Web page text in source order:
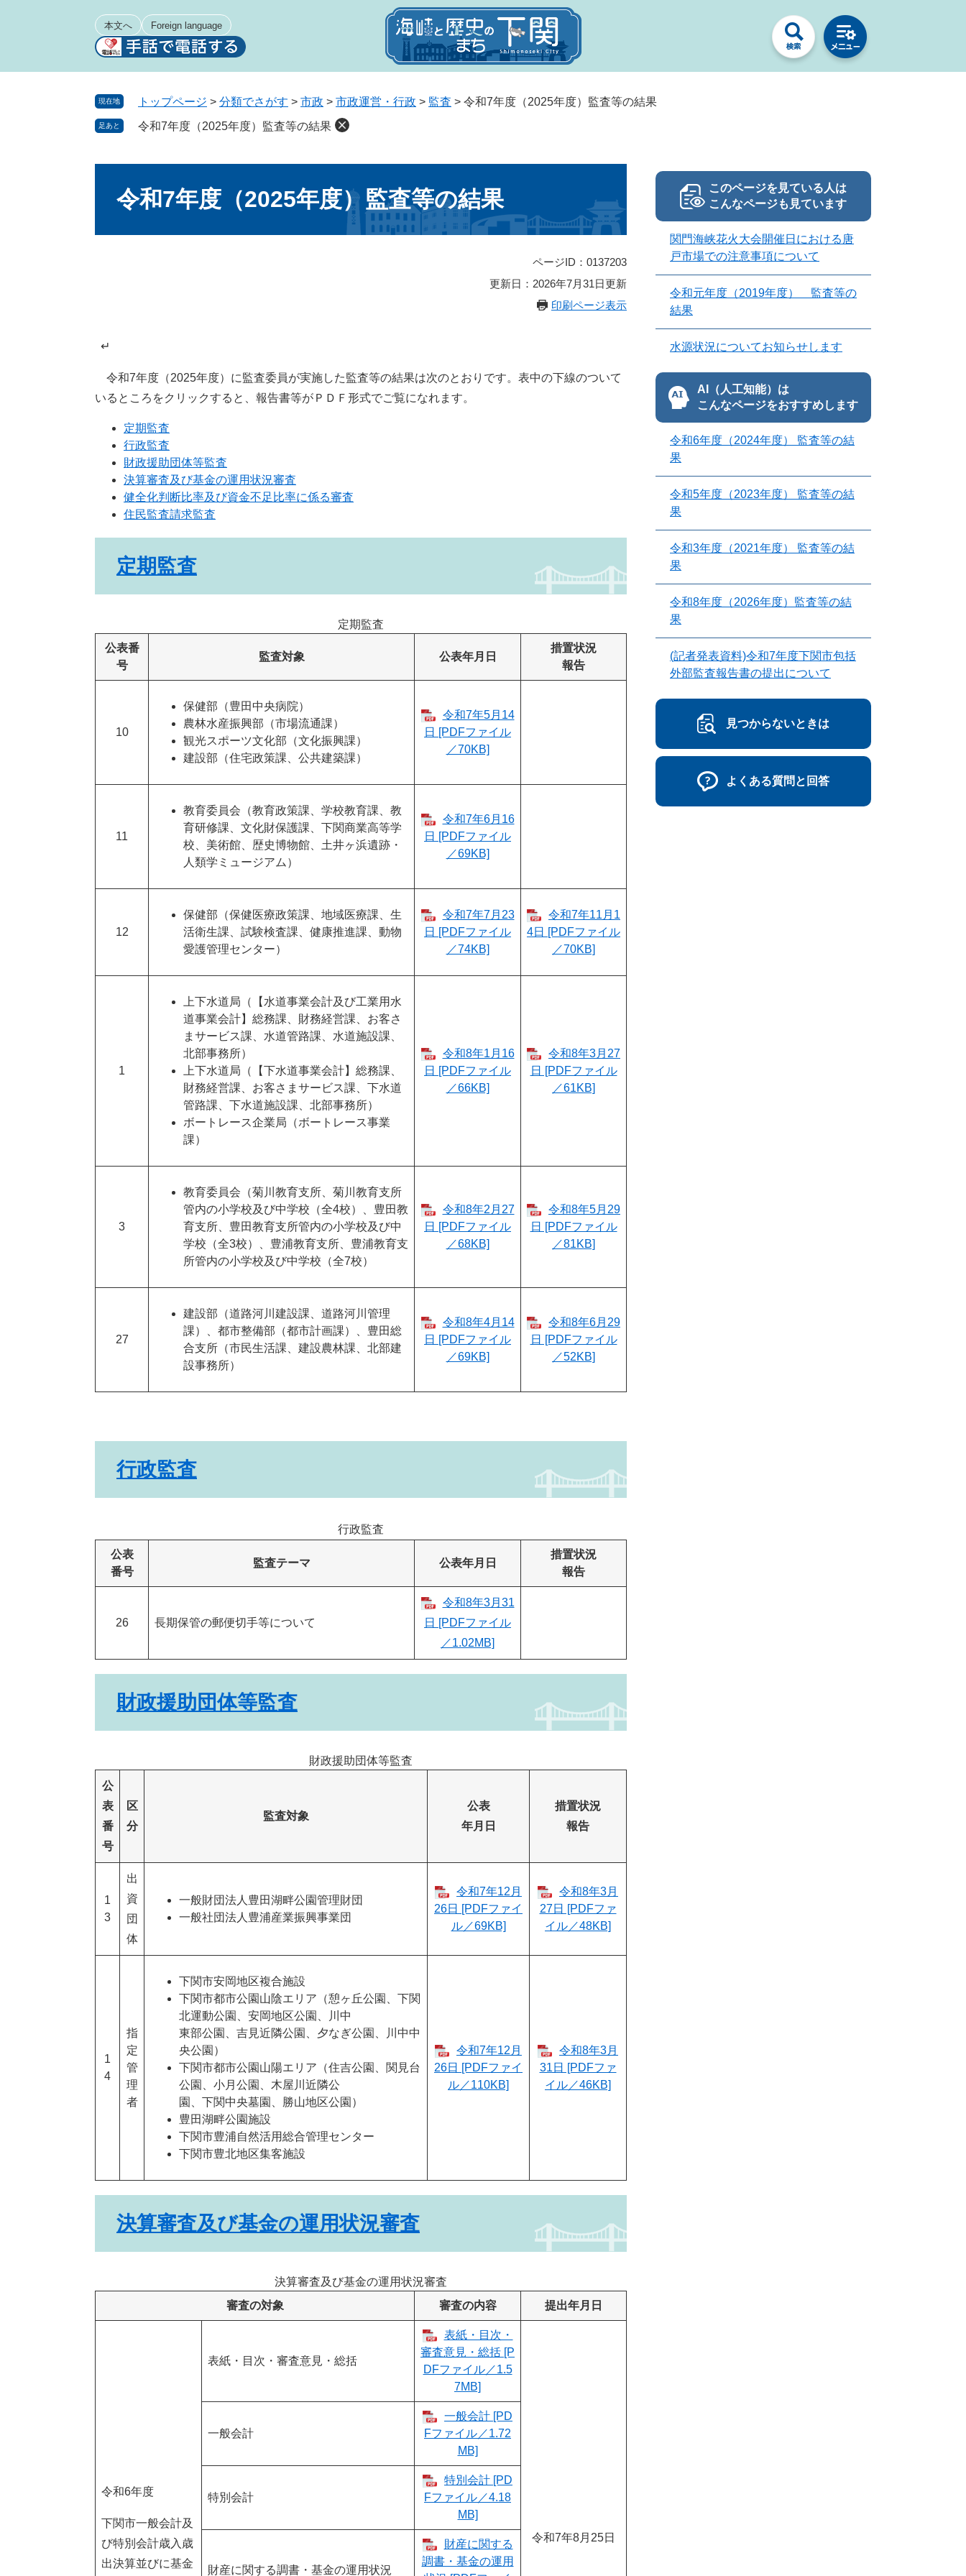
本文へ Foreign language
現在地 トップページ > 分類でさがす > 市政 > 市政運営・行政 > 監査 > 令和7年度（2025年度）監査等の結果
足あと 令和7年度（2025年度）監査等の結果
令和7年度（2025年度）監査等の結果
ページID：0137203
更新日：2026年7月31日更新
印刷ページ表示
↵
令和7年度（2025年度）に監査委員が実施した監査等の結果は次のとおりです。表中の下線のついて
いるところをクリックすると、報告書等がＰＤＦ形式でご覧になれます。
定期監査
行政監査
財政援助団体等監査
決算審査及び基金の運用状況審査
健全化判断比率及び資金不足比率に係る審査
住民監査請求監査
定期監査
定期監査
公表番
号
監査対象 公表年月日
措置状況
報告
10
保健部（豊田中央病院）
農林水産振興部（市場流通課）
観光スポーツ文化部（文化振興課）
建設部（住宅政策課、公共建築課）
令和7年5月14
日 [PDFファイル
／70KB]
11
教育委員会（教育政策課、学校教育課、教
育研修課、文化財保護課、下関商業高等学
校、美術館、歴史博物館、土井ヶ浜遺跡・
人類学ミュージアム）
令和7年6月16
日 [PDFファイル
／69KB]
12
保健部（保健医療政策課、地域医療課、生
活衛生課、試験検査課、健康推進課、動物
愛護管理センター）
令和7年7月23
日 [PDFファイル
／74KB]
令和7年11月1
4日 [PDFファイル
／70KB]
1
上下水道局（【水道事業会計及び工業用水
道事業会計】総務課、財務経営課、お客さ
まサービス課、水道管路課、水道施設課、
北部事務所）
上下水道局（【下水道事業会計】総務課、
財務経営課、お客さまサービス課、下水道
管路課、下水道施設課、北部事務所）
ボートレース企業局（ボートレース事業
課）
令和8年1月16
日 [PDFファイル
／66KB]
令和8年3月27
日 [PDFファイル
／61KB]
3
教育委員会（菊川教育支所、菊川教育支所
管内の小学校及び中学校（全4校）、豊田教
育支所、豊田教育支所管内の小学校及び中
学校（全3校）、豊浦教育支所、豊浦教育支
所管内の小学校及び中学校（全7校）
令和8年2月27
日 [PDFファイル
／68KB]
令和8年5月29
日 [PDFファイル
／81KB]
27
建設部（道路河川建設課、道路河川管理
課）、都市整備部（都市計画課）、豊田総
合支所（市民生活課、建設農林課、北部建
設事務所）
令和8年4月14
日 [PDFファイル
／69KB]
令和8年6月29
日 [PDFファイル
／52KB]
行政監査
行政監査
公表
番号
監査テーマ 公表年月日
措置状況
報告
26 長期保管の郵便切手等について
令和8年3月31
日 [PDFファイル
／1.02MB]
財政援助団体等監査
財政援助団体等監査
公
表
番
号
区
分
監査対象
公表
年月日
措置状況
報告
1
3
出
資
団
体
一般財団法人豊田湖畔公園管理財団
一般社団法人豊浦産業振興事業団
令和7年12月
26日 [PDFファイ
ル／69KB]
令和8年3月
27日 [PDFファ
イル／48KB]
1
4
指
定
管
理
者
下関市安岡地区複合施設
下関市都市公園山陰エリア（憩ヶ丘公園、下関
北運動公園、安岡地区公園、川中
東部公園、吉見近隣公園、夕なぎ公園、川中中
央公園）
下関市都市公園山陽エリア（住吉公園、関見台
公園、小月公園、木屋川近隣公
園、下関中央墓園、勝山地区公園）
豊田湖畔公園施設
下関市豊浦自然活用総合管理センター
下関市豊北地区集客施設
令和7年12月
26日 [PDFファイ
ル／110KB]
令和8年3月
31日 [PDFファ
イル／46KB]
決算審査及び基金の運用状況審査
決算審査及び基金の運用状況審査
審査の対象
審査の内容 提出年月日
令和6年度
下関市一般会計及
び特別会計歳入歳
出決算並びに基金
表紙・目次・審査意見・総括
表紙・目次・
審査意見・総括 [P
DFファイル／1.5
7MB]
令和7年8月25日
一般会計
一般会計 [PD
Fファイル／1.72
MB]
特別会計
特別会計 [PD
Fファイル／4.18
MB]
財産に関する調書・基金の運用状況
財産に関する
調書・基金の運用
このページを見ている人は
こんなページも見ています
関門海峡花火大会開催日における唐
戸市場での注意事項について
令和元年度（2019年度） 監査等の
結果
水源状況についてお知らせします
AI（人工知能）は
こんなページをおすすめします
令和6年度（2024年度） 監査等の結
果
令和5年度（2023年度） 監査等の結
果
令和3年度（2021年度） 監査等の結
果
令和8年度（2026年度）監査等の結
果
(記者発表資料)令和7年度下関市包括
外部監査報告書の提出について
見つからないときは
よくある質問と回答